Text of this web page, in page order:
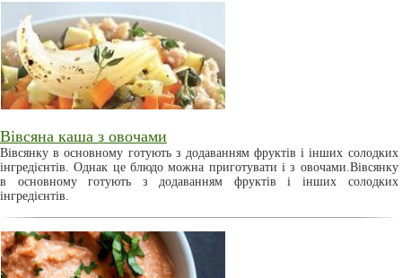
Вівсяна каша з овочами
Вівсянку в основному готують з додаванням фруктів і інших солодких
інгредієнтів. Однак це блюдо можна приготувати і з овочами.Вівсянку
в основному готують з додаванням фруктів і інших солодких
інгредієнтів.